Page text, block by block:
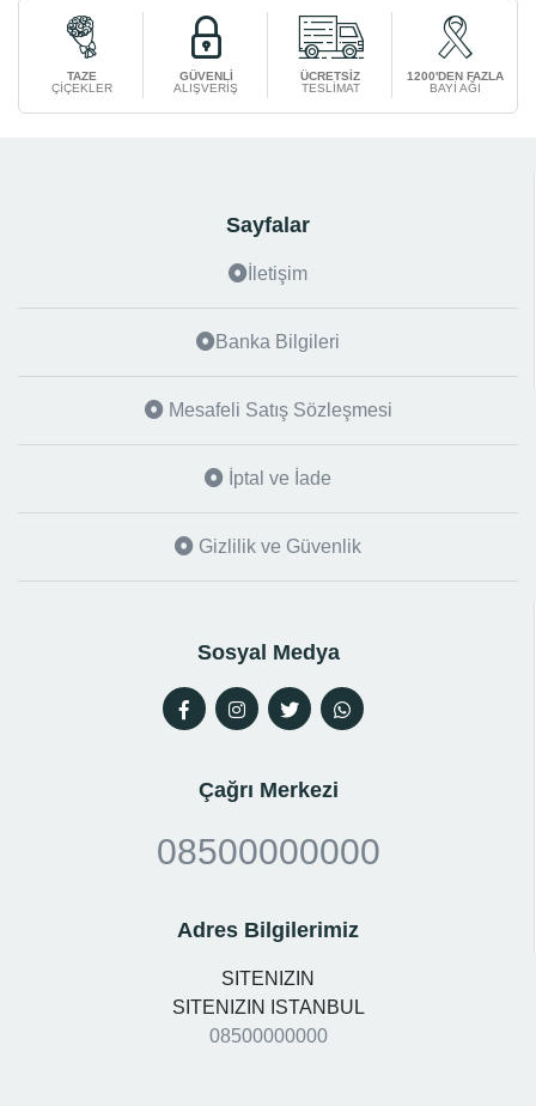
TAZE
ÇİÇEKLER
GÜVENLİ
ALIŞVERİŞ
ÜCRETSİZ
TESLİMAT
1200'DEN FAZLA
BAYİ AĞI
Sayfalar
İletişim
Banka Bilgileri
Mesafeli Satış Sözleşmesi
İptal ve İade
Gizlilik ve Güvenlik
Sosyal Medya
Çağrı Merkezi
08500000000
Adres Bilgilerimiz
SITENIZIN
SITENIZIN ISTANBUL
08500000000